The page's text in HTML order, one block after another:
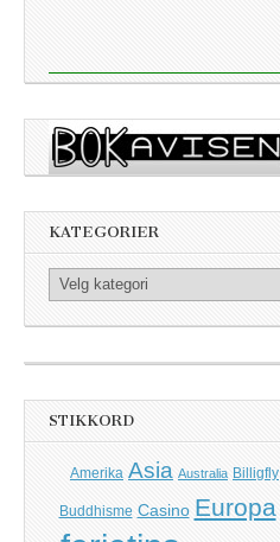
KATEGORIER
Kategorier
STIKKORD
Amerika Asia Australia Billigfly
Buddhisme Casino Europa